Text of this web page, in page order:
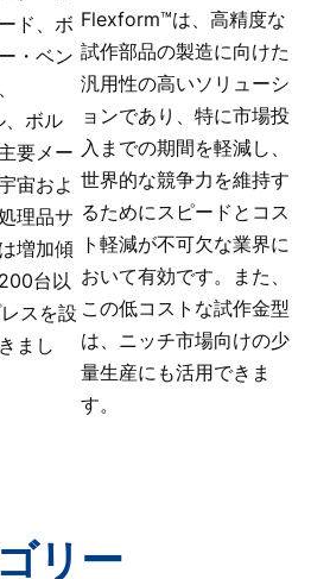
ド、ボ
・ベン
、ボル
要メー
宙およ
理品サ
増加傾
台以
スを設
まし
Flexform™は、高精度な
試作部品の製造に向けた
汎用性の高いソリューシ
ョンであり、特に市場投
入までの期間を軽減し、
世界的な競争力を維持す
るためにスピードとコス
ト軽減が不可欠な業界に
おいて有効です。また、
この低コストな試作金型
は、ニッチ市場向けの少
量生産にも活用できま
す。
リー